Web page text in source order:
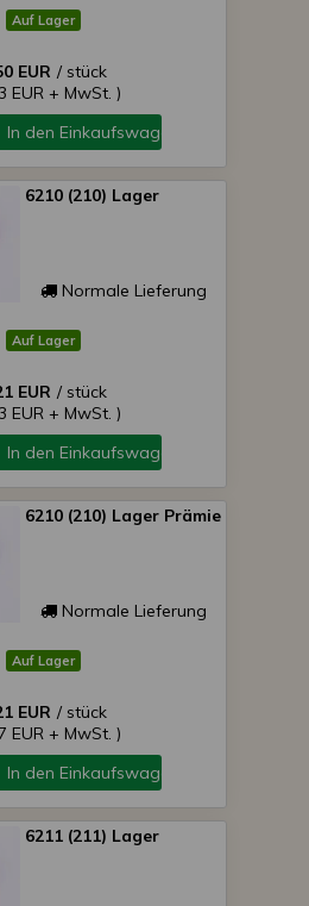
Auf Lager
EUR / stück
EUR + MwSt. )
In den Einkaufswagen
6210 (210) Lager
Normale Lieferung
Auf Lager
EUR / stück
EUR + MwSt. )
In den Einkaufswagen
6210 (210) Lager Prämie
Normale Lieferung
Auf Lager
EUR / stück
EUR + MwSt. )
In den Einkaufswagen
6211 (211) Lager